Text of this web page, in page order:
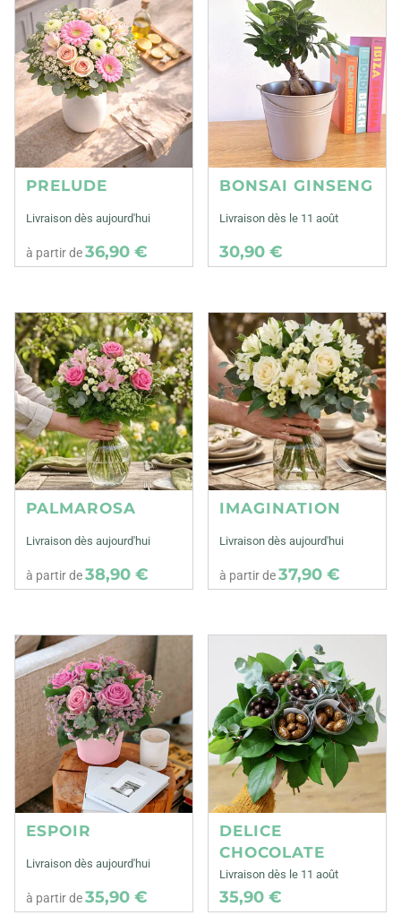
PRELUDE
Livraison dès aujourd'hui
à partir de36,90 €
BONSAI GINSENG
Livraison dès le 11 août
30,90 €
PALMAROSA
Livraison dès aujourd'hui
à partir de38,90 €
IMAGINATION
Livraison dès aujourd'hui
à partir de37,90 €
ESPOIR
Livraison dès aujourd'hui
à partir de35,90 €
DELICE
CHOCOLATE
Livraison dès le 11 août
35,90 €